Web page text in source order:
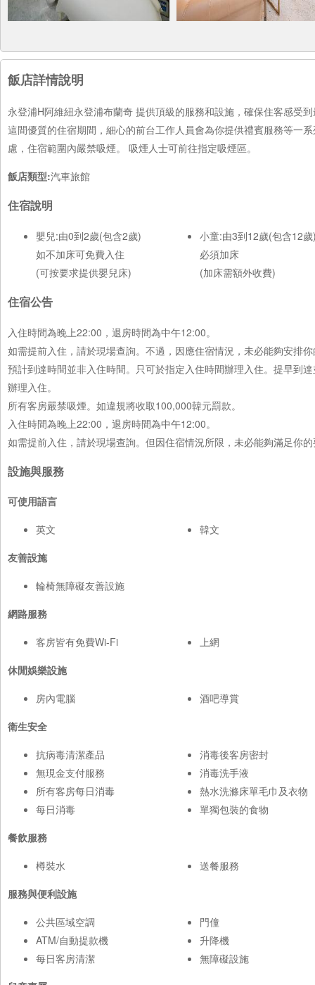
飯店詳情說明
永登浦H阿維紐永登浦布蘭奇 提供頂級的服務和設施，確保住客感受
這間優質的住宿期間，細心的前台工作人員會為你提供禮賓服務等一
慮，住宿範圍內嚴禁吸煙。 吸煙人士可前往指定吸煙區。
飯店類型:汽車旅館
住宿說明
嬰兒:由0到2歲(包含2歲)
如不加床可免費入住
(可按要求提供嬰兒床)
小童:由3到12歲(包含12
必須加床
(加床需額外收費)
住宿公告
入住時間為晚上22:00，退房時間為中午12:00。
如需提前入住，請於現場查詢。不過，因應住宿情況，未必能夠安排
預計到達時間並非入住時間。只可於指定入住時間辦理入住。提早到
辦理入住。
所有客房嚴禁吸煙。如違規將收取100,000韓元罰款。
入住時間為晚上22:00，退房時間為中午12:00。
如需提前入住，請於現場查詢。但因住宿情況所限，未必能夠滿足你
設施與服務
可使用語言
英文
韓文
友善設施
輪椅無障礙友善設施
網路服務
客房皆有免費Wi-Fi
上網
休閒娛樂設施
房內電腦
酒吧導賞
衛生安全
抗病毒清潔產品
無現金支付服務
所有客房每日消毒
每日消毒
消毒後客房密封
消毒洗手液
熱水洗滌床單毛巾及衣物
單獨包裝的食物
餐飲服務
樽裝水
送餐服務
服務與便利設施
公共區域空調
ATM/自動提款機
每日客房清潔
門僮
升降機
無障礙設施